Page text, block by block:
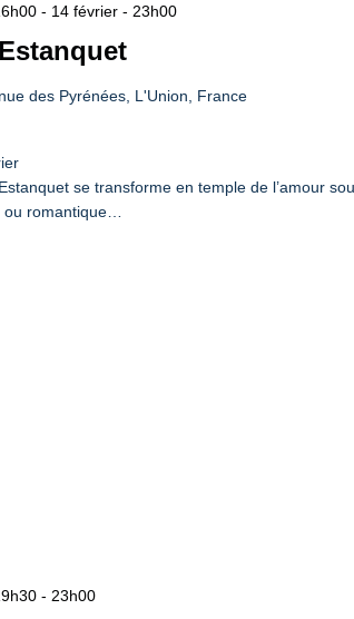
- 14 février - 23h00
des Pyrénées, L'Union, France
se transforme en temple de l’amour
romantique…
-23h00